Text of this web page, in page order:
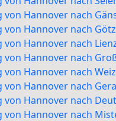
von Hannover nach
von Hannover nach
von Hannover nach
von Hannover nach
von Hannover nach Weiz
von Hannover nach
von Hannover nach
von Hannover nach